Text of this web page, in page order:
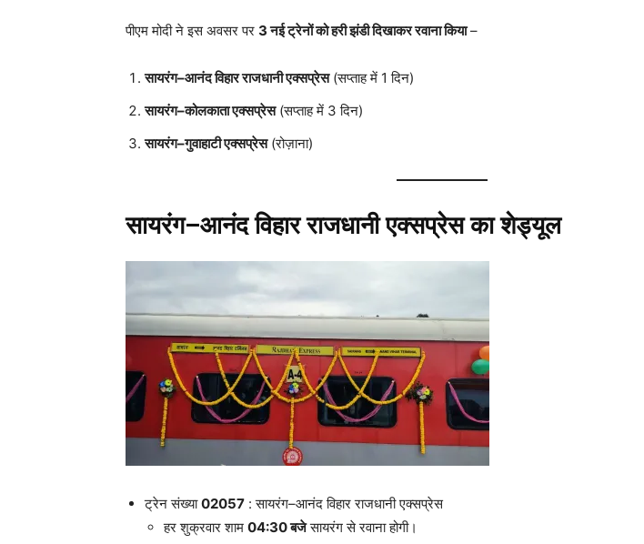
पीएम मोदी ने इस अवसर पर 3 नई ट्रेनों को हरी झंडी दिखाकर रवाना किया–
सायरंग–आनंद विहार राजधानी एक्सप्रेस(सप्ताह में 1 दिन)
सायरंग–कोलकाता एक्सप्रेस(सप्ताह में 3 दिन)
सायरंग–गुवाहाटी एक्सप्रेस(रोज़ाना)
सायरंग–आनंद विहार राजधानी एक्सप्रेस का शेड्यूल
ट्रेन संख्या02057 : सायरंग–आनंद विहार राजधानी एक्सप्रेस
हर शुक्रवार शाम 04:30 बजेसायरंग से रवाना होगी।